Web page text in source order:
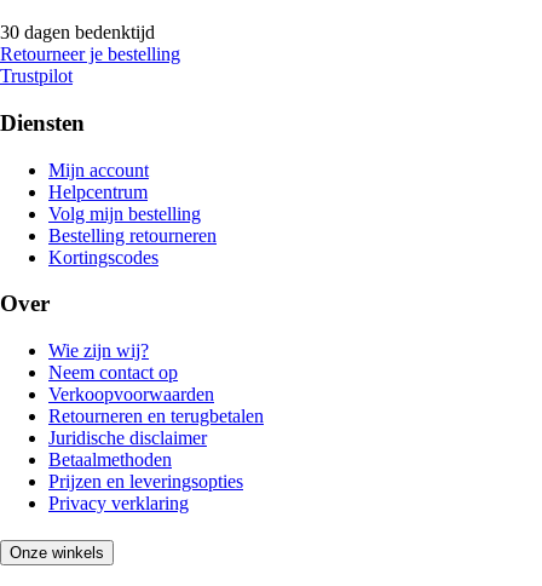
30 dagen bedenktijd
Retourneer je bestelling
Trustpilot
Diensten
Mijn account
Helpcentrum
Volg mijn bestelling
Bestelling retourneren
Kortingscodes
Over
Wie zijn wij?
Neem contact op
Verkoopvoorwaarden
Retourneren en terugbetalen
Juridische disclaimer
Betaalmethoden
Prijzen en leveringsopties
Privacy verklaring
Onze winkels